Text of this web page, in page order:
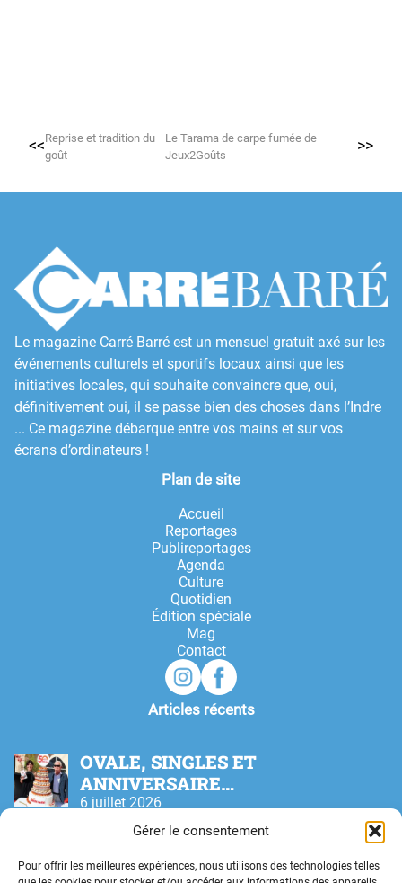
Gérer le consentement
Pour offrir les meilleures expériences, nous utilisons des technologies telles
<<Reprise et tradition du
goût
Le Tarama de carpe fumée de
Jeux2Goûts
>>
Le magazine Carré Barré est un mensuel gratuit axé sur les
événements culturels et sportifs locaux ainsi que les
initiatives locales, qui souhaite convaincre que, oui,
définitivement oui, il se passe bien des choses dans l’Indre
... Ce magazine débarque entre vos mains et sur vos
écrans d’ordinateurs !
Plan de site
Accueil
Reportages
Publireportages
Agenda
Culture
Quotidien
Édition spéciale
Mag
Contact
Articles récents
OVALE, SINGLES ET
ANNIVERSAIRE…
6 juillet 2026
ALORS ON DANSE !